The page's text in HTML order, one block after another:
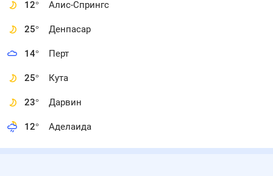
12° Алис-Спрингс
25° Денпасар
14° Перт
25° Кута
23° Дарвин
12° Аделаида